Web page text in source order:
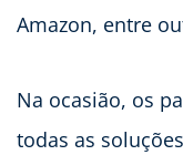
Amazon, entre
Na ocasião, os
todas as